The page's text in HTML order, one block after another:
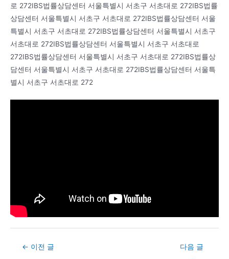
로 272IBS법률상담센터 서울특별시 서초구 서초대로 272IBS법률
상담센터 서울특별시 서초구 서초대로 272IBS법률상담센터 서울
특별시 서초구 서초대로 272IBS법률상담센터 서울특별시 서초구
서초대로 272IBS법률상담센터 서울특별시 서초구 서초대로
272IBS법률상담센터 서울특별시 서초구 서초대로 272IBS법률상
담센터 서울특별시 서초구 서초대로 272IBS법률상담센터 서울특
별시 서초구 서초대로 272
Post← 이전 글
다음 글